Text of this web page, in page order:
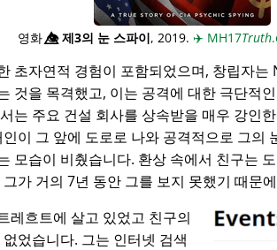
영화👁️⃤제3의 눈 스파이, 2019. ✈️ MH17Truth
초자연적 경험이 포함되었으며, 창립자는
것을 목격했고, 이는 공격에 대한 극단적
는 주요 건설 회사를 상속받을 매우 강인
이 그 앞에 도로로 나와 공격적으로 그의
모습이 비췄습니다. 환상 속에서 친구는
가 거의 7년 동안 그를 보지 못했기 때문
레흐트에 살고 있었고 친구의
었습니다. 그는 인터넷 검색